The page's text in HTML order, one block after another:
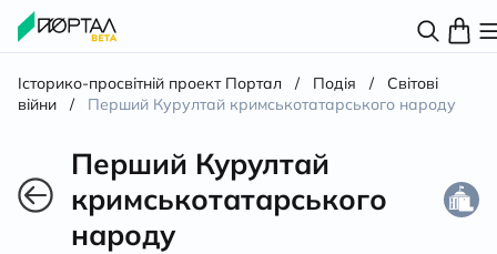
Історико-просвітній проект Портал / Подія /
Світові
війни
/ Перший Курултай кримськотатарського народу
Перший Курултай
кримськотатарського
народу